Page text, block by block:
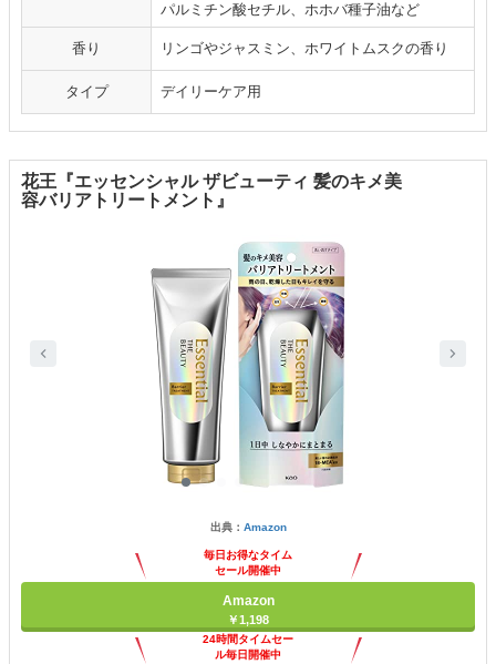
パルミチン酸セチル、ホホバ種子油など
香り リンゴやジャスミン、ホワイトムスクの香り
タイプ デイリーケア用
花王『エッセンシャル ザビューティ 髪のキメ美
容バリアトリートメント』
出典： Amazon
毎日お得なタイム
セール開催中
Amazon
￥1,198
24時間タイムセー
ル毎日開催中